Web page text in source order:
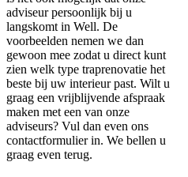
adviseur persoonlijk bij u
langskomt in Well. De
voorbeelden nemen we dan
gewoon mee zodat u direct kunt
zien welk type traprenovatie het
beste bij uw interieur past. Wilt u
graag een vrijblijvende afspraak
maken met een van onze
adviseurs? Vul dan even ons
contactformulier in. We bellen u
graag even terug.